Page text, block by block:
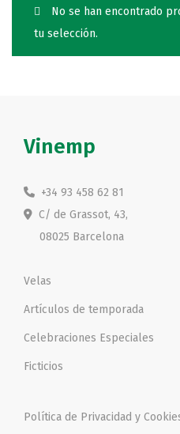
No se han encontrado
tu selección.
Vinemp
+34 93 458 62 81
C/ de Grassot, 43,
08025 Barcelona
Velas
Artículos de temporada
Celebraciones Especiales
Ficticios
Política de Privacidad y